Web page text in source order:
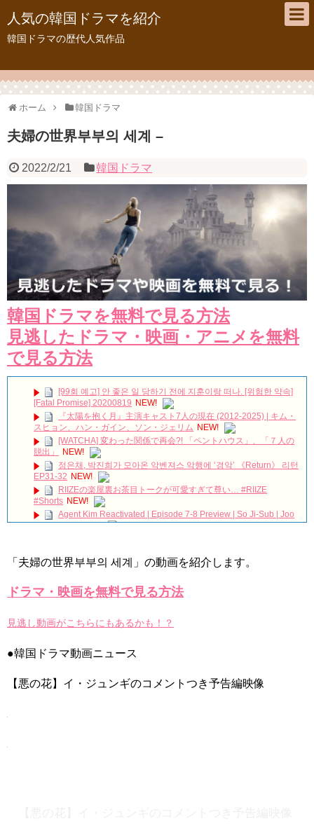
人気の韓国ドラマを紹介
韓国ドラマの歴代人気作品
ホーム 韓国ドラマ
夫婦の世界부부의 세계 –
2022/2/21 韓国ドラマ
韓国ドラマを無料で見る方法
見逃したドラマ・映画・アニメを無料
で見る方法
[99회 예고] 안 좋은 일 당하기 전에 지훈이랑 떠나. [위험한 약속]
[Fatal Promise] 20200819 NEW!
『太陽を抱く月』主演キャスト7人の現在 (2012-2025) | キム・
スヒョン、ハン・ガイン、ソン・ジェリム NEW!
[WATCHA] 変わった関係で再会?! 「ペントハウス」、「７人の
脱出」
NEW!
정은채, 박진희가 모아온 악벤져스 악행에 ‘경악’ 《Return》 리턴
EP31-32 NEW!
RIIZEの楽屋裏お茶目トークが可愛すぎて尊い… #RIIZE
#Shorts NEW!
Agent Kim Reactivated | Episode 7-8 Preview | So Ji-Sub | Joo
Sang-wook NEW!
きました💌【恋愛】
NEW!
Humanity (Highlight) #유승호 #ユスンホ
【特別無料公開】『30だけど17です』第1話 │ ヤン・セジョン
信中！ NEW!
180428 EP.0 NEW!
「キム秘書がなぜそうか」2PM チャンソン、ピョ・イェジンの
「違う（ちがう）・異なる」を韓国語では？「다르다（タル
「夫婦の世界부부의 세계」の動画を紹介します。
ドラマ・映画を無料で見る方法
見逃し動画がこちらにもあるかも！？
●韓国ドラマ動画ニュース
【悪の花】イ・ジュンギのコメントつき予告編映像